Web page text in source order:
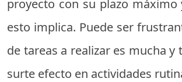
proyecto con su plazo
esto implica. Puede ser
de tareas a realizar es mucha y
surte efecto en actividades